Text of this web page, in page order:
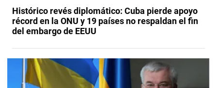
Histórico revés diplomático: Cuba pierde apoyo
récord en la ONU y 19 países no respaldan el fin
del embargo de EEUU